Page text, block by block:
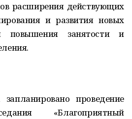
расширения действующих
и развития новых
повышения занятости и
проведение
«Благоприятный